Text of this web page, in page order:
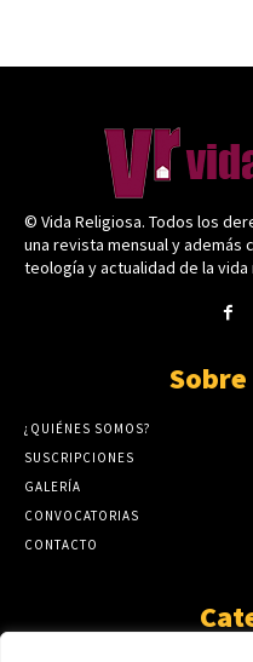
© Vida Religiosa. Todos los
una revista mensual y
teología y actualidad de la vida
¿QUIÉNES SOMOS?
SUSCRIPCIONES
GALERÍA
CONVOCATORIAS
CONTACTO